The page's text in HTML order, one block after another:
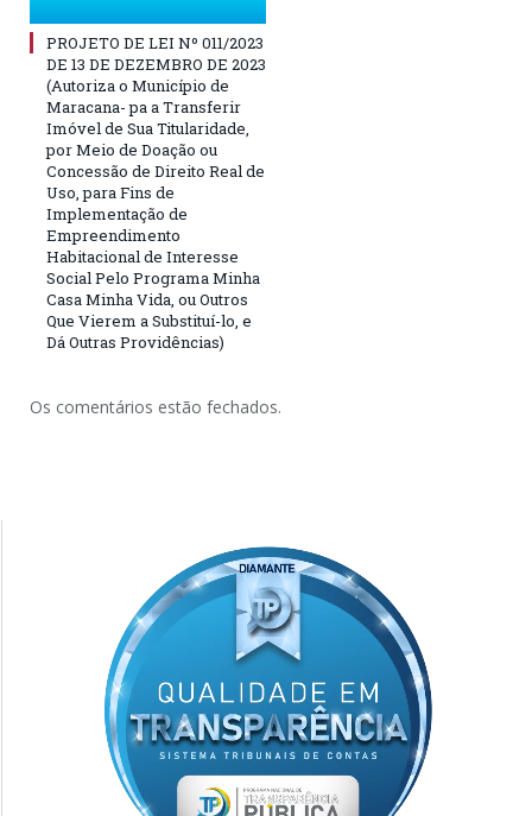
PROJETO DE LEI Nº 011/2023
DE 13 DE DEZEMBRO DE 2023
(Autoriza o Município de
Maracana- pa a Transferir
Imóvel de Sua Titularidade,
por Meio de Doação ou
Concessão de Direito Real de
Uso, para Fins de
Implementação de
Empreendimento
Habitacional de Interesse
Social Pelo Programa Minha
Casa Minha Vida, ou Outros
Que Vierem a Substituí-lo, e
Dá Outras Providências)
Os comentários estão fechados.